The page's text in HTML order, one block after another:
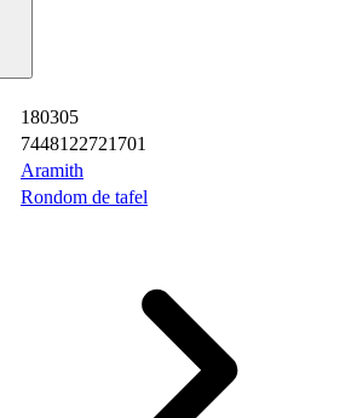
180305
7448122721701
Aramith
Rondom de tafel